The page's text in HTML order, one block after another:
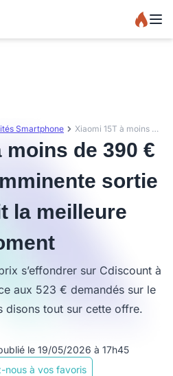
Smartphone Xiaomi 15T à moins de 390 € : pourquoi l’imminente sortie du 17T en fait la meilleure affaire du moment
moins de 390 €
sortie
la meilleure
s’effondrer sur Cdiscount à
aux 523 € demandés sur le
disons tout sur cette offre.
le 19/05/2026 à 17h45
nous à vos favoris